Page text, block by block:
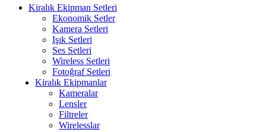
Kiralık Ekipman Setleri
Ekonomik Setler
Kamera Setleri
Işık Setleri
Ses Setleri
Wireless Setleri
Fotoğraf Setleri
Kiralık Ekipmanlar
Kameralar
Lensler
Filtreler
Wirelesslar